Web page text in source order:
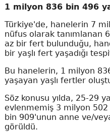
1 milyon 836 bin 496
Türkiye'de, hanelerin 7
nüfus olarak tanımlanan
az bir fert bulunduğu,
bir yaşlı fert yaşadığı
Bu hanelerin, 1 milyon
yaşayan yaşlı fertler
Söz konusu yılda, 25-29
evlenmemiş 3 milyon
bin 909'unun anne ve/
görüldü.